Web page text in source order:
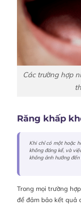
Các trường hợp
Răng khấp
Khi chỉ có một hoặc
không đáng kể, và
không ảnh hưởng đến
Trong mọi trường
để đảm bảo kết quả